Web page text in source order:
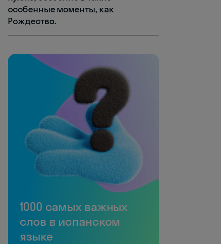
особенные моменты, как
Рождество.
1000 самых важных
слов в испанском
языке